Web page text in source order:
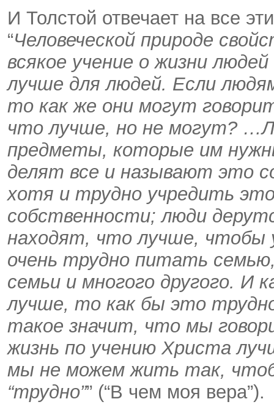
И Толстой отвечает на все
“Человеческой природе
всякое учение о жизни
лучше для людей. Если
то как же они могут
что лучше, но не могут?
предметы, которые им
делят все и называют это
хотя и трудно учредить
собственности; люди
находят, что лучше, чтобы
очень трудно питать
семьи и многого другого. И
лучше, то как бы это
такое значит, что мы
жизнь по учению Христа
мы не можем жить так,
“трудно”” (“В чем моя вера”).